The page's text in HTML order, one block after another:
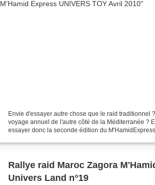
Envie d'essayer autre chose que le raid traditionnel
voyage annuel de l'autre côté de la Méditerranée ?
essayer donc la seconde édition du
Rallye raid Maroc Zagora
Univers Land n°19